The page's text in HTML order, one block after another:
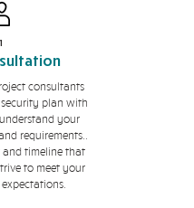
consultants
security plan with
your
requirements..
timeline that
to meet your